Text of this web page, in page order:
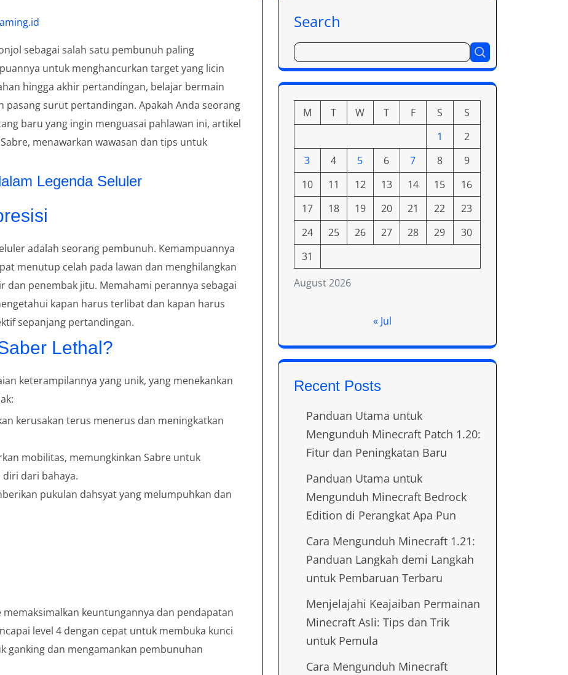
sebagai salah satu pembunuh paling
untuk menghancurkan target yang licin
hingga akhir pertandingan, belajar bermain
pasang surut pertandingan. Apakah Anda seorang
baru yang ingin menguasai pahlawan ini, artikel
menawarkan wawasan dan tips untuk
Legenda Seluler
adalah seorang pembunuh. Kemampuannya
menutup celah pada lawan dan menghilangkan
penembak jitu. Memahami perannya sebagai
kapan harus terlibat dan kapan harus
sepanjang pertandingan.
Lethal?
keterampilannya yang unik, yang menekankan
kerusakan terus menerus dan meningkatkan
mobilitas, memungkinkan Sabre untuk
dari bahaya.
pukulan dahsyat yang melumpuhkan dan
keuntungannya dan pendapatan
level 4 dengan cepat untuk membuka kunci
ganking dan mengamankan pembunuhan
Search
August 2026
M T W T F S
S
1
2
3
4 5 6 7 8
9
10
11 12 13 14 15
16
17
18 19 20 21 22
23
24
25 26 27 28 29
30
31
« Jul
Recent Posts
Panduan Utama untuk
Mengunduh Minecraft Patch 1.20:
Fitur dan Peningkatan Baru
Panduan Utama untuk
Mengunduh Minecraft Bedrock
Edition di Perangkat Apa Pun
Cara Mengunduh Minecraft 1.21:
Panduan Langkah demi Langkah
untuk Pembaruan Terbaru
Menjelajahi Keajaiban Permainan
Minecraft Asli: Tips dan Trik
untuk Pemula
Cara Mengunduh Minecraft